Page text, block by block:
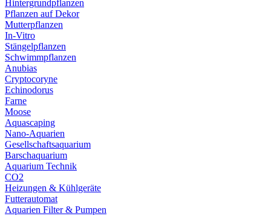
Hintergrundpflanzen
Pflanzen auf Dekor
Mutterpflanzen
In-Vitro
Stängelpflanzen
Schwimmpflanzen
Anubias
Cryptocoryne
Echinodorus
Farne
Moose
Aquascaping
Nano-Aquarien
Gesellschaftsaquarium
Barschaquarium
Aquarium Technik
CO2
Heizungen & Kühlgeräte
Futterautomat
Aquarien Filter & Pumpen